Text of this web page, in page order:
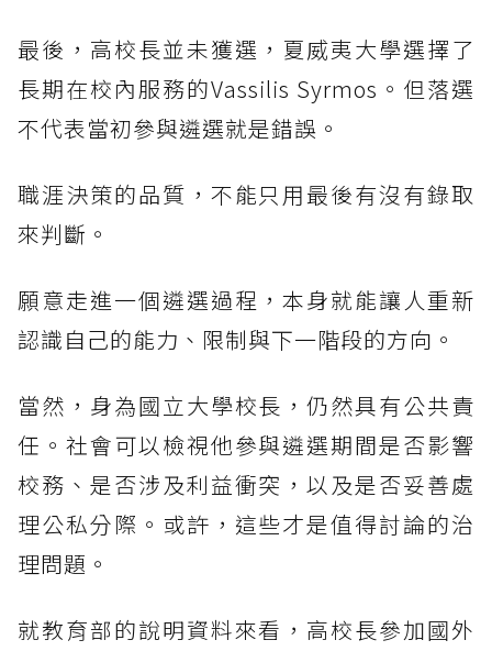
最後，高校長並未獲選，夏威夷大學選擇了
長期在校內服務的Vassilis Syrmos。但落選
不代表當初參與遴選就是錯誤。
職涯決策的品質，不能只用最後有沒有錄取
來判斷。
願意走進一個遴選過程，本身就能讓人重新
認識自己的能力、限制與下一階段的方向。
當然，身為國立大學校長，仍然具有公共責
任。社會可以檢視他參與遴選期間是否影響
校務、是否涉及利益衝突，以及是否妥善處
理公私分際。或許，這些才是值得討論的治
理問題。
就教育部的說明資料來看，高校長參加國外